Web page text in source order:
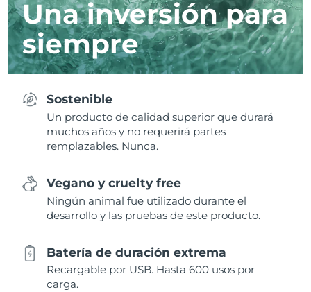
Una inversión para
siempre
Sostenible
Un producto de calidad superior que durará
muchos años y no requerirá partes
remplazables. Nunca.
Vegano y cruelty free
Ningún animal fue utilizado durante el
desarrollo y las pruebas de este producto.
Batería de duración extrema
Recargable por USB. Hasta 600 usos por
carga.